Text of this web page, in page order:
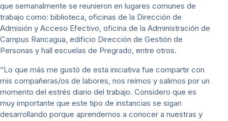
que semanalmente se reunieron en lugares comunes de
trabajo como: biblioteca, oficinas de la Dirección de
Admisión y Acceso Efectivo, oficina de la Administración de
Campus Rancagua, edificio Dirección de Gestión de
Personas y hall escuelas de Pregrado, entre otros.
“Lo que más me gustó de esta iniciativa fue compartir con
mis compañeras/os de labores, nos reímos y salimos por un
momento del estrés diario del trabajo. Considero que es
muy importante que este tipo de instancias se sigan
desarrollando porque aprendemos a conocer a nuestras y